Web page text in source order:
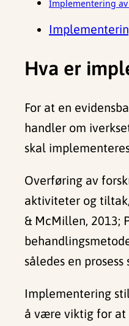
Implementering av
Hva er
For at en
handler om
skal
Overføring av
aktiviteter og
& McMillen, 2013;
således en
Implementering
å være viktig for at